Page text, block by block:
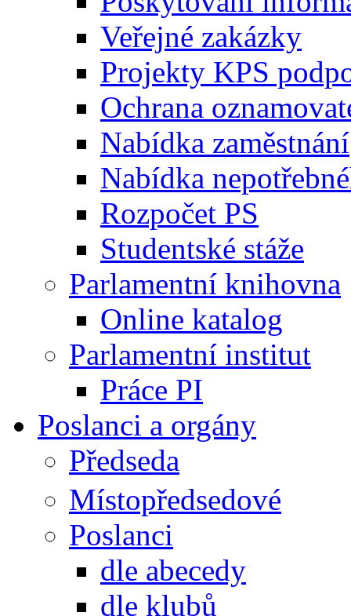
Veřejné zakázky
Projekty KPS
Ochrana
Nabídka zaměstnání
Nabídka
Rozpočet PS
Studentské stáže
Parlamentní knihovna
Online katalog
Parlamentní institut
Práce PI
Poslanci a orgány
Předseda
Místopředsedové
Poslanci
dle abecedy
dle klubů